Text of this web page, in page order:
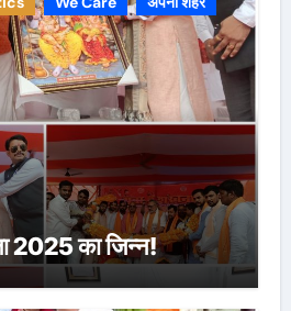
2025 का जिन्न!